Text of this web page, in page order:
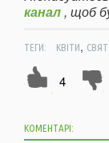
канал, щоб
ТЕГИ: КВІТИ,
4
КОМЕНТАРІ: